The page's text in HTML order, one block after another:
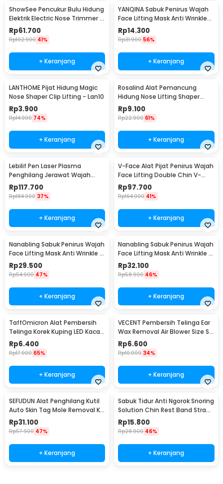
ShowSee Pencukur Bulu Hidung
Elektrik Electric Nose Trimmer -
C1-BK
Rp61.700
Rp102.900 41%
+ Keranjang
YANQINA Sabuk Penirus Wajah
Face Lifting Mask Anti Wrinkle
Belt - TZ19
Rp14.300
Rp31.900 56%
+ Keranjang
LANTHOME Pijat Hidung Magic
Nose Shaper Clip Lifting - Lan10
Rp3.900
Rp14.900 74%
+ Keranjang
Rosalind Alat Pemancung
Hidung Nose Lifting Shaper
Correction - D-16
Rp9.100
Rp22.900 61%
+ Keranjang
Lebilif Pen Laser Plasma
Penghilang Jerawat Wajah
Dark Spot 5.5W - JT75
Rp117.700
Rp184.900 37%
+ Keranjang
V-Face Alat Pijat Penirus Wajah
Face Lifting Double Chin V-
Shaped - BYM-903S
Rp97.700
Rp164.900 41%
+ Keranjang
Nanabling Sabuk Penirus Wajah
Face Lifting Mask Anti Wrinkle M
- TZ20
Rp29.500
Rp54.900 47%
+ Keranjang
Nanabling Sabuk Penirus Wajah
Face Lifting Mask Anti Wrinkle S
- TZ20
Rp32.100
Rp58.900 46%
+ Keranjang
TaffOmicron Alat Pembersih
Telinga Korek Kuping LED Kaca
Pembesar - XY319
Rp6.400
Rp17.900 65%
+ Keranjang
VECENT Pembersih Telinga Ear
Wax Removal Air Blower Size S -
V843
Rp6.600
Rp10.000 34%
+ Keranjang
SEFUDUN Alat Penghilang Kutil
Auto Skin Tag Mole Removal Kit
- LGV41
Rp31.100
Rp57.900 47%
+ Keranjang
Sabuk Tidur Anti Ngorok Snoring
Solution Chin Rest Band Strap
- AO55
Rp15.800
Rp28.900 46%
+ Keranjang